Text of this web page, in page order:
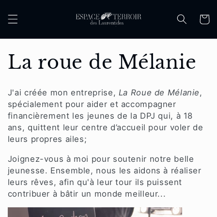
au
Panier
C
o
l
l
e
c
t
La roue de Mélanie
J'ai créée mon entreprise, La Roue de Mélanie ,
spécialement pour aider et accompagner
financièrement les jeunes de la DPJ qui, à 18
ans, quittent leur centre d’accueil pour voler de
leurs propres ailes;
Joignez-vous à moi pour soutenir notre belle
jeunesse. Ensemble, nous les aidons à réaliser
leurs rêves, afin qu'à leur tour ils puissent
contribuer à bâtir un monde meilleur...